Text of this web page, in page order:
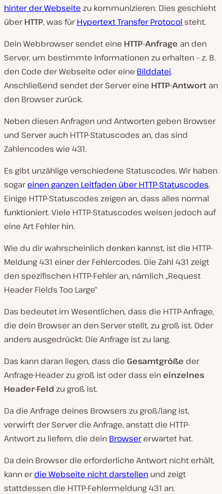
hinter der Webseite zu kommunizieren. Dies geschieht
überHTTP, was fürHypertext Transfer Protocol steht.
Dein Webbrowser sendet eine HTTP-Anfrage an den
Server, um bestimmte Informationen zu erhalten – z. B.
den Code der Webseite oder eine Bilddatei.
Anschließend sendet der Server eine HTTP-Antwort an
den Browser zurück.
Neben diesen Anfragen und Antworten geben Browser
und Server auch HTTP-Statuscodes an, das sind
Zahlencodes wie 431.
Es gibt unzählige verschiedene Statuscodes. Wir haben
sogareinen ganzen Leitfaden über HTTP-Statuscodes.
Einige HTTP-Statuscodes zeigen an, dass alles normal
funktioniert. Viele HTTP-Statuscodes weisen jedoch auf
eine Art Fehler hin.
Wie du dir wahrscheinlich denken kannst, ist die HTTP-
Meldung 431 einer der Fehlercodes. Die Zahl 431 zeigt
den spezifischen HTTP-Fehler an, nämlich „Request
Header Fields Too Large“
Das bedeutet im Wesentlichen, dass die HTTP-Anfrage,
die dein Browser an den Server stellt, zu groß ist. Oder
anders ausgedrückt: Die Anfrage ist zu lang.
Das kann daran liegen, dass die Gesamtgröße der
Anfrage-Header zu groß ist oder dass ein einzelnes
Header-Feld zu groß ist.
Da die Anfrage deines Browsers zu groß/lang ist,
verwirft der Server die Anfrage, anstatt die HTTP-
Antwort zu liefern, die dein Browsererwartet hat.
Da dein Browser die erforderliche Antwort nicht erhält,
kann erdie Webseite nicht darstellen und zeigt
stattdessen die HTTP-Fehlermeldung 431 an.